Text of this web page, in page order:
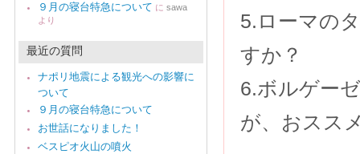
5.ローマの
すか？
6.ボルゲー
が、おスス
９月の寝台特急について に sawa
より
最近の質問
ナポリ地震による観光への影響に
ついて
９月の寝台特急について
お世話になりました！
ベスピオ火山の噴火